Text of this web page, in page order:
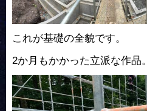
これが基礎の全貌です。
2か月もかかった立派な作品。